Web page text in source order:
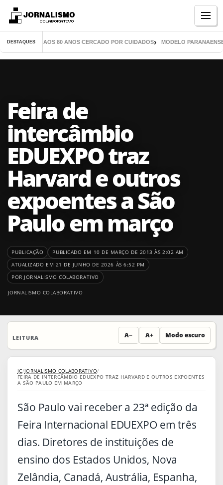
DESTAQUES
CHEGA AOS 80 ANOS CERCADO POR CUIDADOS MODELO PARANAENSE
Feira de
intercâmbio
EDUEXPO traz
Harvard e outros
expoentes a São
Paulo em março
PUBLICAÇÃO
PUBLICADO EM 10 DE MARÇO DE 2013 ÀS 2:02 AM
ATUALIZADO EM 21 DE JUNHO DE 2026 ÀS 6:52 PM
POR JORNALISMO COLABORATIVO
JORNALISMO COLABORATIVO
LEITURA A− A+ Modo escuro
JC/JORNALISMO COLABORATIVO/
FEIRA DE INTERCÂMBIO EDUEXPO TRAZ HARVARD E OUTROS EXPOENTES
A SÃO PAULO EM MARÇO
São Paulo vai receber a 23ª edição da
Feira Internacional EDUEXPO em três
dias. Diretores de instituições de
ensino dos Estados Unidos, Nova
Zelândia, Canadá, Austrália, Espanha,